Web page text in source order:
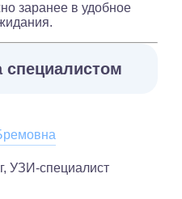
заранее в удобное
специалистом
УЗИ-специалист